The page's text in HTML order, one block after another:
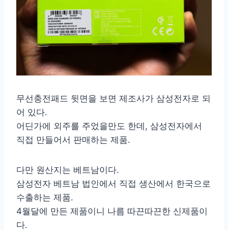
무선충전패드 뒷면을 보면 제조사가 삼성전자로 되
어 있다.
어딘가에 외주를 주었을만도 한데, 삼성전자에서
직접 만들어서 판매하는 제품.
다만 원산지는 베트남이다.
삼성전자 베트남 법인에서 직접 생산에서 한국으로
수출하는 제품.
4월달에 만든 제품이니 나름 따끈따끈한 신제품이
다.